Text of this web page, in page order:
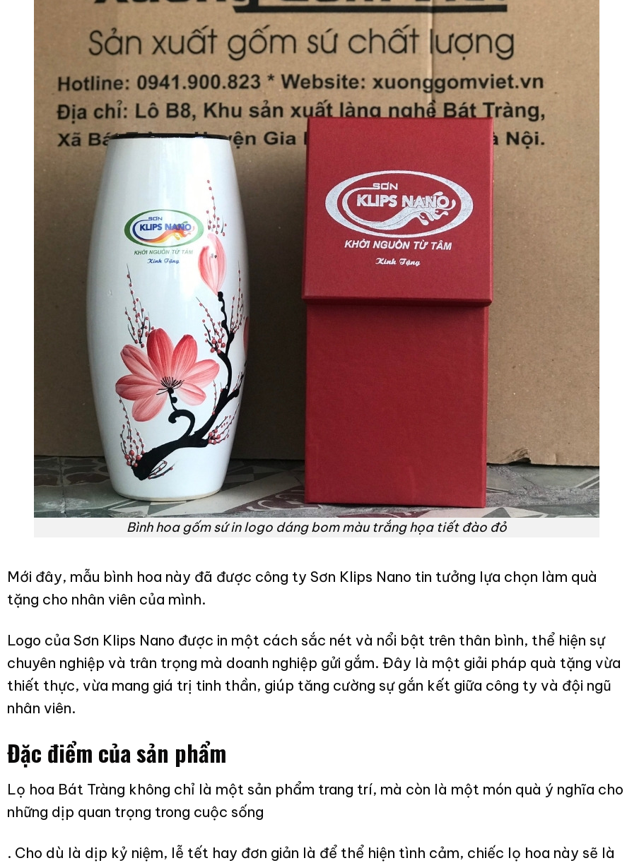
Bình hoa gốm sứ in logo dáng bom màu trắng họa tiết đào đỏ
Mới đây, mẫu bình hoa này đã được công ty Sơn Klips Nano tin tưởng lựa chọn làm quà
tặng cho nhân viên của mình.
Logo của Sơn Klips Nano được in một cách sắc nét và nổi bật trên thân bình, thể hiện sự
chuyên nghiệp và trân trọng mà doanh nghiệp gửi gắm. Đây là một giải pháp quà tặng vừa
thiết thực, vừa mang giá trị tinh thần, giúp tăng cường sự gắn kết giữa công ty và đội ngũ
nhân viên.
Đặc điểm của sản phẩm
Lọ hoa Bát Tràng không chỉ là một sản phẩm trang trí, mà còn là một món quà ý nghĩa cho
những dịp quan trọng trong cuộc sống
. Cho dù là dịp kỷ niệm, lễ tết hay đơn giản là để thể hiện tình cảm, chiếc lọ hoa này sẽ là